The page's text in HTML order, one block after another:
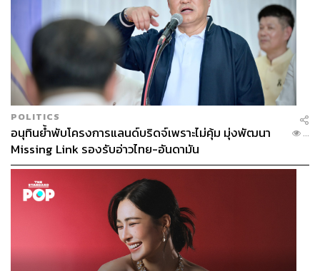
ขณะที่สารเติมเต็มอาจเน้นบริเวณเนื้อเยื่อเล็กๆ เนื่องจากการ
ออกฤทธิ์ต่างกัน” จุน ลี กล่าวเสริม
POLITICS
อนุทินย้ำพับโครงการแลนด์บริดจ์เพราะไม่คุ้ม มุ่งพัฒนา
Missing Link รองรับอ่าวไทย-อันดามัน
...